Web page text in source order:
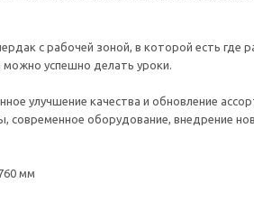
с рабочей зоной, в которой есть где
успешно делать уроки.
улучшение качества и обновление
современное оборудование, внедрение
мм